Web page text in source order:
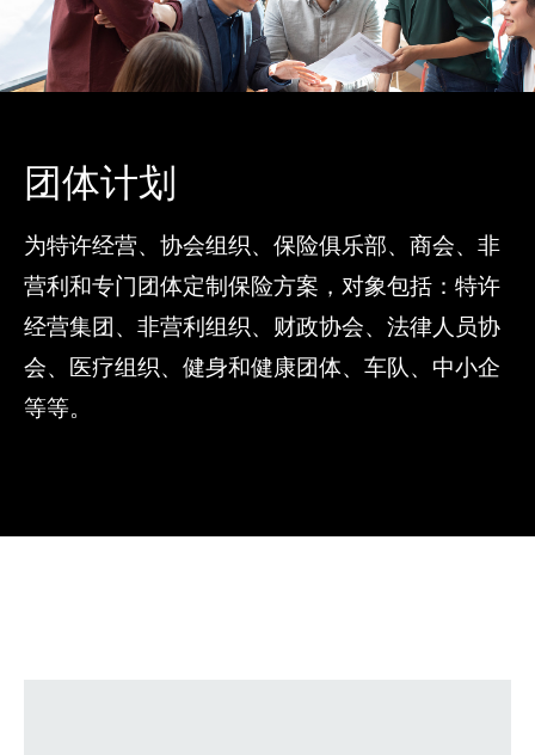
团体计划
为特许经营、协会组织、保险俱乐部、商会、非
营利和专门团体定制保险方案，对象包括：特许
经营集团、非营利组织、财政协会、法律人员协
会、医疗组织、健身和健康团体、车队、中小企
等等。